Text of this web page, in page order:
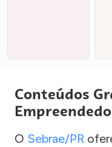
Conteúdos
O Sebrae/PR